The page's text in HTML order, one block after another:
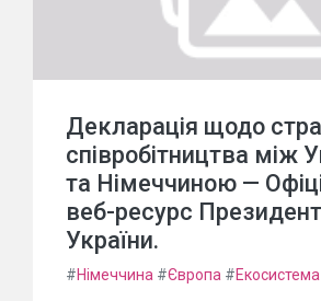
Декларація щодо
співробітництва між
та Німеччиною —
веб-ресурс
України.
#Німеччина #Європа #Екосистема